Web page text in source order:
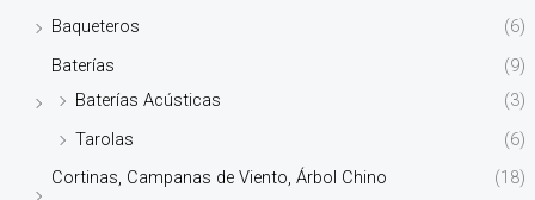
Baqueteros
(6)
Baterías
(9)
Baterías Acústicas
(3)
Tarolas
(6)
Cortinas, Campanas de Viento, Árbol Chino
(18)